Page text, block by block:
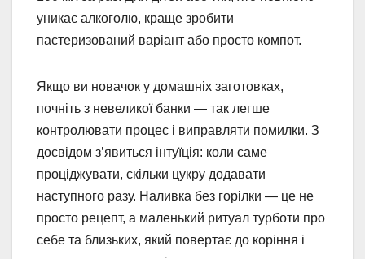
уникає алкоголю, краще зробити
пастеризований варіант або просто компот.
Якщо ви новачок у домашніх заготовках,
почніть з невеликої банки — так легше
контролювати процес і виправляти помилки. З
досвідом з’явиться інтуїція: коли саме
проціджувати, скільки цукру додавати
наступного разу. Наливка без горілки — це не
просто рецепт, а маленький ритуал турботи про
себе та близьких, який повертає до коріння і